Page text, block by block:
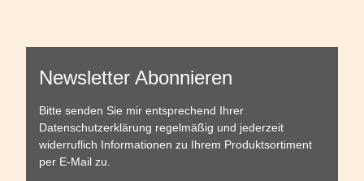
Newsletter Abonnieren
Bitte senden Sie mir entsprechend Ihrer
Datenschutzerklärung regelmäßig und jederzeit
widerruflich Informationen zu Ihrem Produktsortiment
per E-Mail zu.